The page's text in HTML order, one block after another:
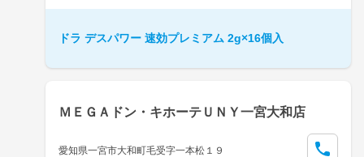
ドラ デスパワー 速効プレミアム 2g×16個入
ＭＥＧＡドン・キホーテＵＮＹ一宮大和店
愛知県一宮市大和町毛受字一本松１９